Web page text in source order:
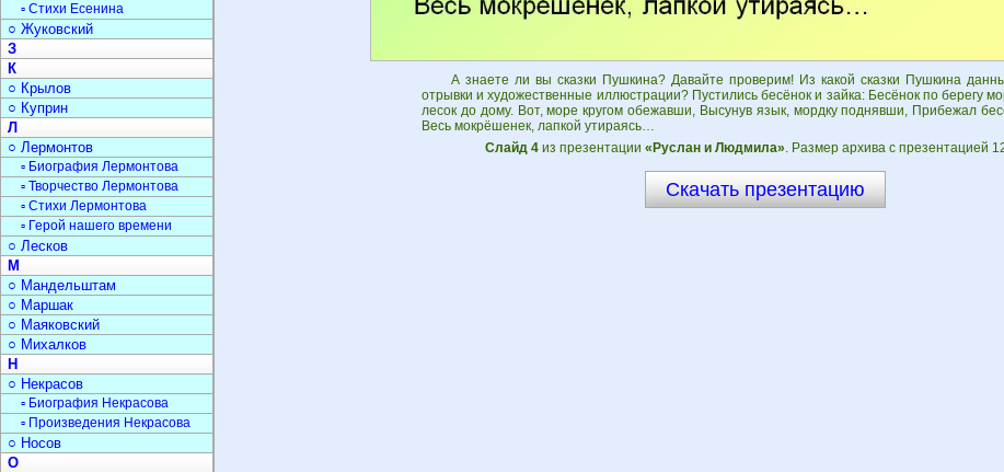
А знаете ли вы сказки Пушкина? Давайте проверим! Из какой сказки Пушкина
отрывки и художественные иллюстрации? Пустились бесёнок и зайка: Бесёнок по берегу
лесок до дому. Вот, море кругом обежавши, Высунув язык, мордку поднявши, Прибежал
Весь мокрёшенек, лапкой утираясь…
Слайд 4 из презентации «Руслан и Людмила». Размер архива с презентацией
Скачать презентацию
▫ Стихи Есенина
○ Жуковский
З
К
○ Крылов
○ Куприн
Л
○ Лермонтов
▫ Биография Лермонтова
▫ Творчество Лермонтова
▫ Стихи Лермонтова
▫ Герой нашего времени
○ Лесков
М
○ Мандельштам
○ Маршак
○ Маяковский
○ Михалков
Н
○ Некрасов
▫ Биография Некрасова
▫ Произведения Некрасова
○ Носов
О